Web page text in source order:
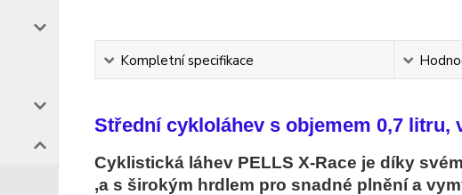
Kompletní specifikace
Střední cykloláhev s objemem 0,7 litru,
Cyklistická láhev PELLS X-Race je díky
,a s širokým hrdlem pro snadné plnění a